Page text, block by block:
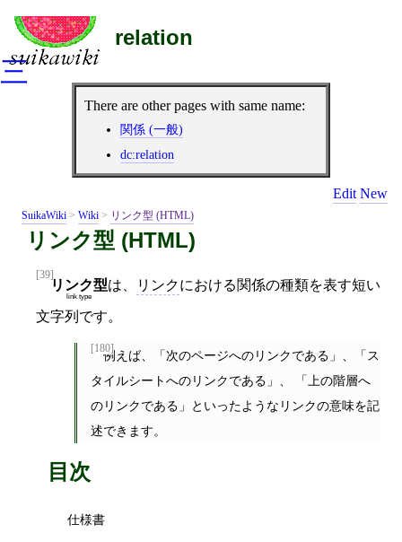
relation
There are other pages with same name:
関係 (一般)
dc:relation
Edit New
SuikaWiki > Wiki > リンク型 (HTML)
リンク型 (HTML)
[39]
リンク型
link type
は、 リンクにおける関係の種類を表す短い
文字列です。
[180]例えば、「次のページへのリンクである」、「ス
タイルシートへのリンクである」、 「上の階層へ
のリンクである」といったようなリンクの意味を記
述できます。
目次
仕様書
三